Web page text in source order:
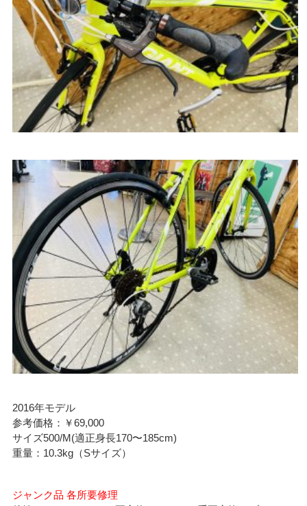
2016年モデル
参考価格：￥69,000
サイズ500/M(適正身長170〜185cm)
重量：10.3kg（Sサイズ）
ジャンク品 各所要修理